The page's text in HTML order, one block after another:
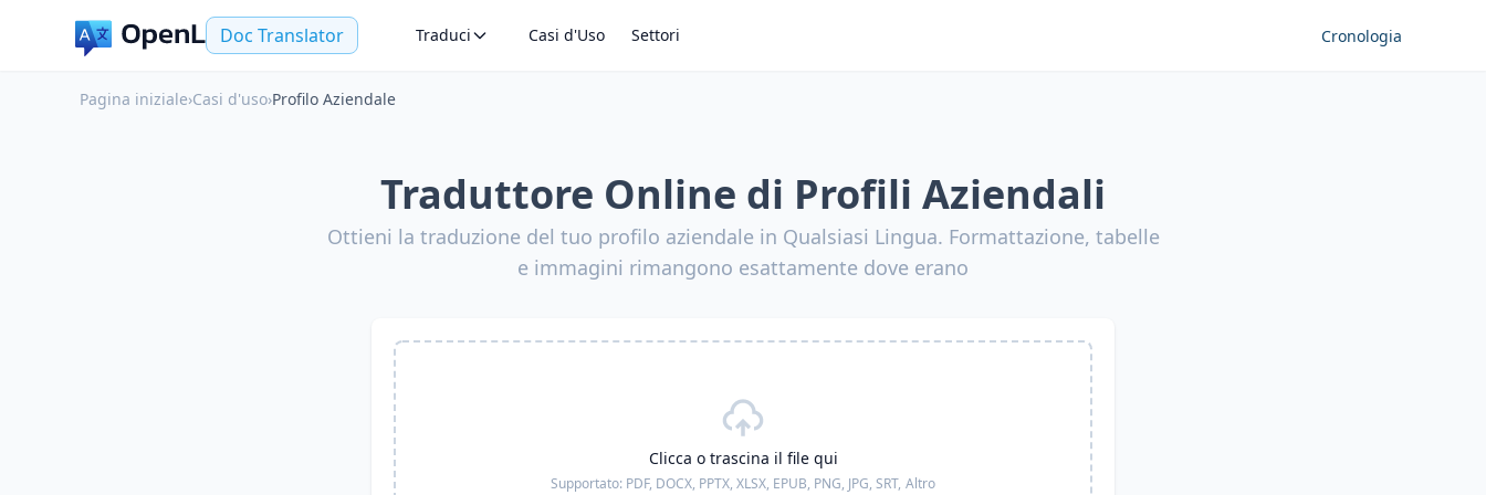
Doc Translator Traduci Casi d'Uso Settori Cronologia
Pagina iniziale›Casi d'uso›Profilo Aziendale
Traduttore Online di Profili Aziendali
Ottieni la traduzione del tuo profilo aziendale in Qualsiasi Lingua. Formattazione, tabelle
e immagini rimangono esattamente dove erano
Clicca o trascina il file qui
Supportato: PDF, DOCX, PPTX, XLSX, EPUB, PNG, JPG, SRT, Altro